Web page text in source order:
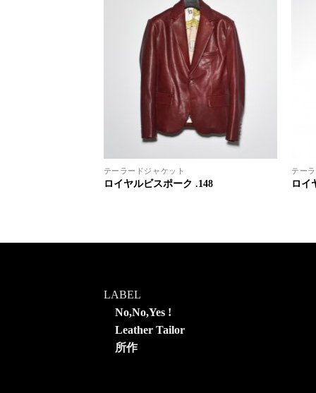
テーラードジャケット
ロイヤルビスポーク .148
テー
ロイ
LABEL
No,No,Yes !
Leather Tailor
所作